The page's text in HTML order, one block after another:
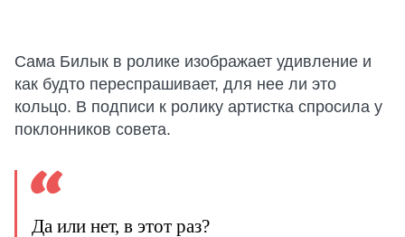
Сама Билык в ролике изображает удивление и
как будто переспрашивает, для нее ли это
кольцо. В подписи к ролику артистка спросила у
поклонников совета.
Да или нет, в этот раз?